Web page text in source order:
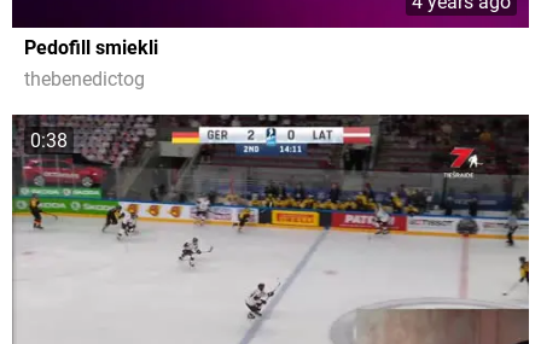
Pedofill smiekli
thebenedictog
0:38